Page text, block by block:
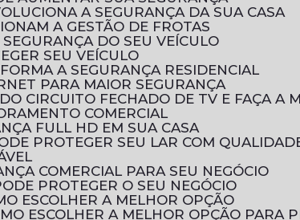
A SEGURANÇA DA SUA CASA
A GESTÃO DE FROTAS
DO SEU VEÍCULO
SEU VEÍCULO
A SEGURANÇA RESIDENCIAL
PARA MAIOR SEGURANÇA
DO CIRCUITO FECHADO DE TV E FAÇA A
COMERCIAL
FULL HD EM SUA CASA
COMERCIAL PARA SEU NEGÓCIO
PROTEGER O SEU NEGÓCIO
ESCOLHER A MELHOR OPÇÃO